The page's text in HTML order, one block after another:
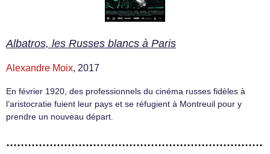
Albatros, les Russes blancs à Paris
Alexandre Moix, 2017
En février 1920, des professionnels du cinéma russes fidèles à
l’aristocratie fuient leur pays et se réfugient à Montreuil pour y
prendre un nouveau départ.